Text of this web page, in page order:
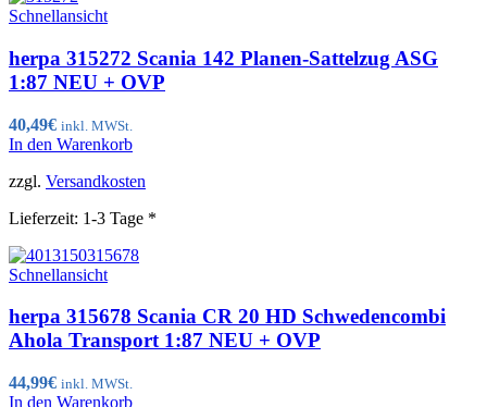
Schnellansicht
herpa 315272 Scania 142 Planen-Sattelzug ASG
1:87 NEU + OVP
40,49€ inkl. MWSt.
In den Warenkorb
zzgl. Versandkosten
Lieferzeit: 1-3 Tage *
Schnellansicht
herpa 315678 Scania CR 20 HD Schwedencombi
Ahola Transport 1:87 NEU + OVP
44,99€ inkl. MWSt.
In den Warenkorb